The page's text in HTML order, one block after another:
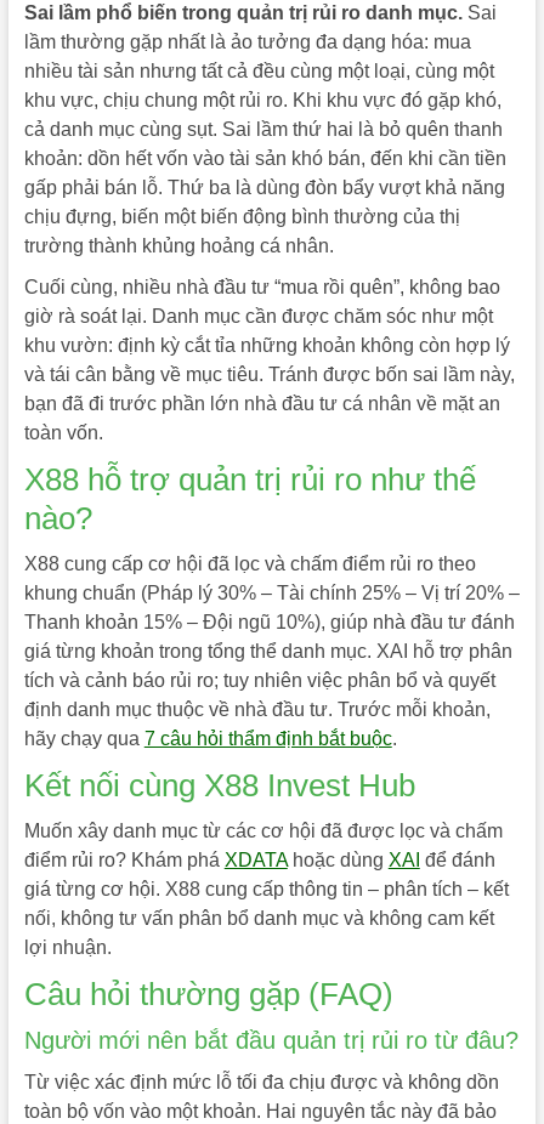
Sai lầm phổ biến trong quản trị rủi ro danh mục.Sai
lầm thường gặp nhất là ảo tưởng đa dạng hóa: mua
nhiều tài sản nhưng tất cả đều cùng một loại, cùng một
khu vực, chịu chung một rủi ro. Khi khu vực đó gặp khó,
cả danh mục cùng sụt. Sai lầm thứ hai là bỏ quên thanh
khoản: dồn hết vốn vào tài sản khó bán, đến khi cần tiền
gấp phải bán lỗ. Thứ ba là dùng đòn bẩy vượt khả năng
chịu đựng, biến một biến động bình thường của thị
trường thành khủng hoảng cá nhân.
Cuối cùng, nhiều nhà đầu tư “mua rồi quên”, không bao
giờ rà soát lại. Danh mục cần được chăm sóc như một
khu vườn: định kỳ cắt tỉa những khoản không còn hợp lý
và tái cân bằng về mục tiêu. Tránh được bốn sai lầm này,
bạn đã đi trước phần lớn nhà đầu tư cá nhân về mặt an
toàn vốn.
X88 hỗ trợ quản trị rủi ro như thế
nào?
X88 cung cấp cơ hội đã lọc và chấm điểm rủi ro theo
khung chuẩn (Pháp lý 30% – Tài chính 25% – Vị trí 20% –
Thanh khoản 15% – Đội ngũ 10%), giúp nhà đầu tư đánh
giá từng khoản trong tổng thể danh mục. XAI hỗ trợ phân
tích và cảnh báo rủi ro; tuy nhiên việc phân bổ và quyết
định danh mục thuộc về nhà đầu tư. Trước mỗi khoản,
hãy chạy qua 7 câu hỏi thẩm định bắt buộc.
Kết nối cùng X88 Invest Hub
Muốn xây danh mục từ các cơ hội đã được lọc và chấm
điểm rủi ro? Khám phá XDATAhoặc dùng XAI để đánh
giá từng cơ hội. X88 cung cấp thông tin – phân tích – kết
nối, không tư vấn phân bổ danh mục và không cam kết
lợi nhuận.
Câu hỏi thường gặp (FAQ)
Người mới nên bắt đầu quản trị rủi ro từ đâu?
Từ việc xác định mức lỗ tối đa chịu được và không dồn
toàn bộ vốn vào một khoản. Hai nguyên tắc này đã bảo